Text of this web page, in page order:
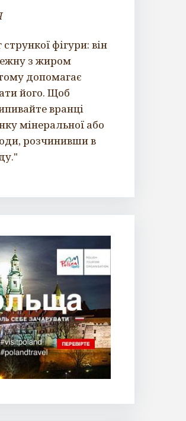
фігури: він
з жиром
допомагає
його. Щоб
вранці
мінеральної або
розчинивши в